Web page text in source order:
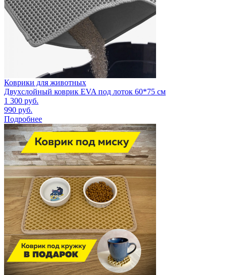
Коврики для животных
Двухслойный коврик EVA под лоток 60*75 см
1 300 руб.
990 руб.
Подробнее